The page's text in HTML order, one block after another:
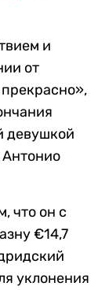
и
от
прекрасно»,
девушкой
что он с
€14,7
уклонения